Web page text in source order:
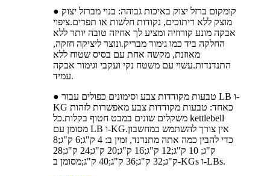
● קומקום ברזל יצוק באיכות גבוהה: בנוי מברזל יצוק
מוצק ללא ריתוכים, נקודות חלשות או תפרים.ציפוי
אבקה מונע קורוזיה ומציע לך אחיזה טובה יותר ללא
החלקה ביד כמו גימור מבריק.ונוצר ליציקה חזקה,
מאוזנת, מקשה אחת עם בסיס שטוח ללא
התנדנדות.עשוי עם משטח נקי ועקבי וגימור אבקה
עמיד.
● טבעות מקודדות צבע וסימונים כפולים עבור LB ו-
KG כאחד: טבעות מקודדות צבע מאפשרות לזהות
משקלים שונים במבט חטוף בקלות.כל kettlebell
מסומן עם LB ו-KG.אין צורך להשתמש במחשבון
כדי להבין כמה אתה מתנדנד, זמין ב: 4 ק"ג;6 ק"ג;8
ק"ג; 10 ק"ג;12 ק"ג;16 ק"ג;20 ק"ג;24 ק"ג;28
ק"ג;32 ק"ג;36 ק"ג;40 ק"ג;מסומן ב-KGs ו-LBs.